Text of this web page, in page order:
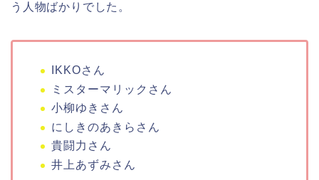
う人物ばかりでした。
IKKOさん
ミスターマリックさん
小柳ゆきさん
にしきのあきらさん
貴闘力さん
井上あずみさん